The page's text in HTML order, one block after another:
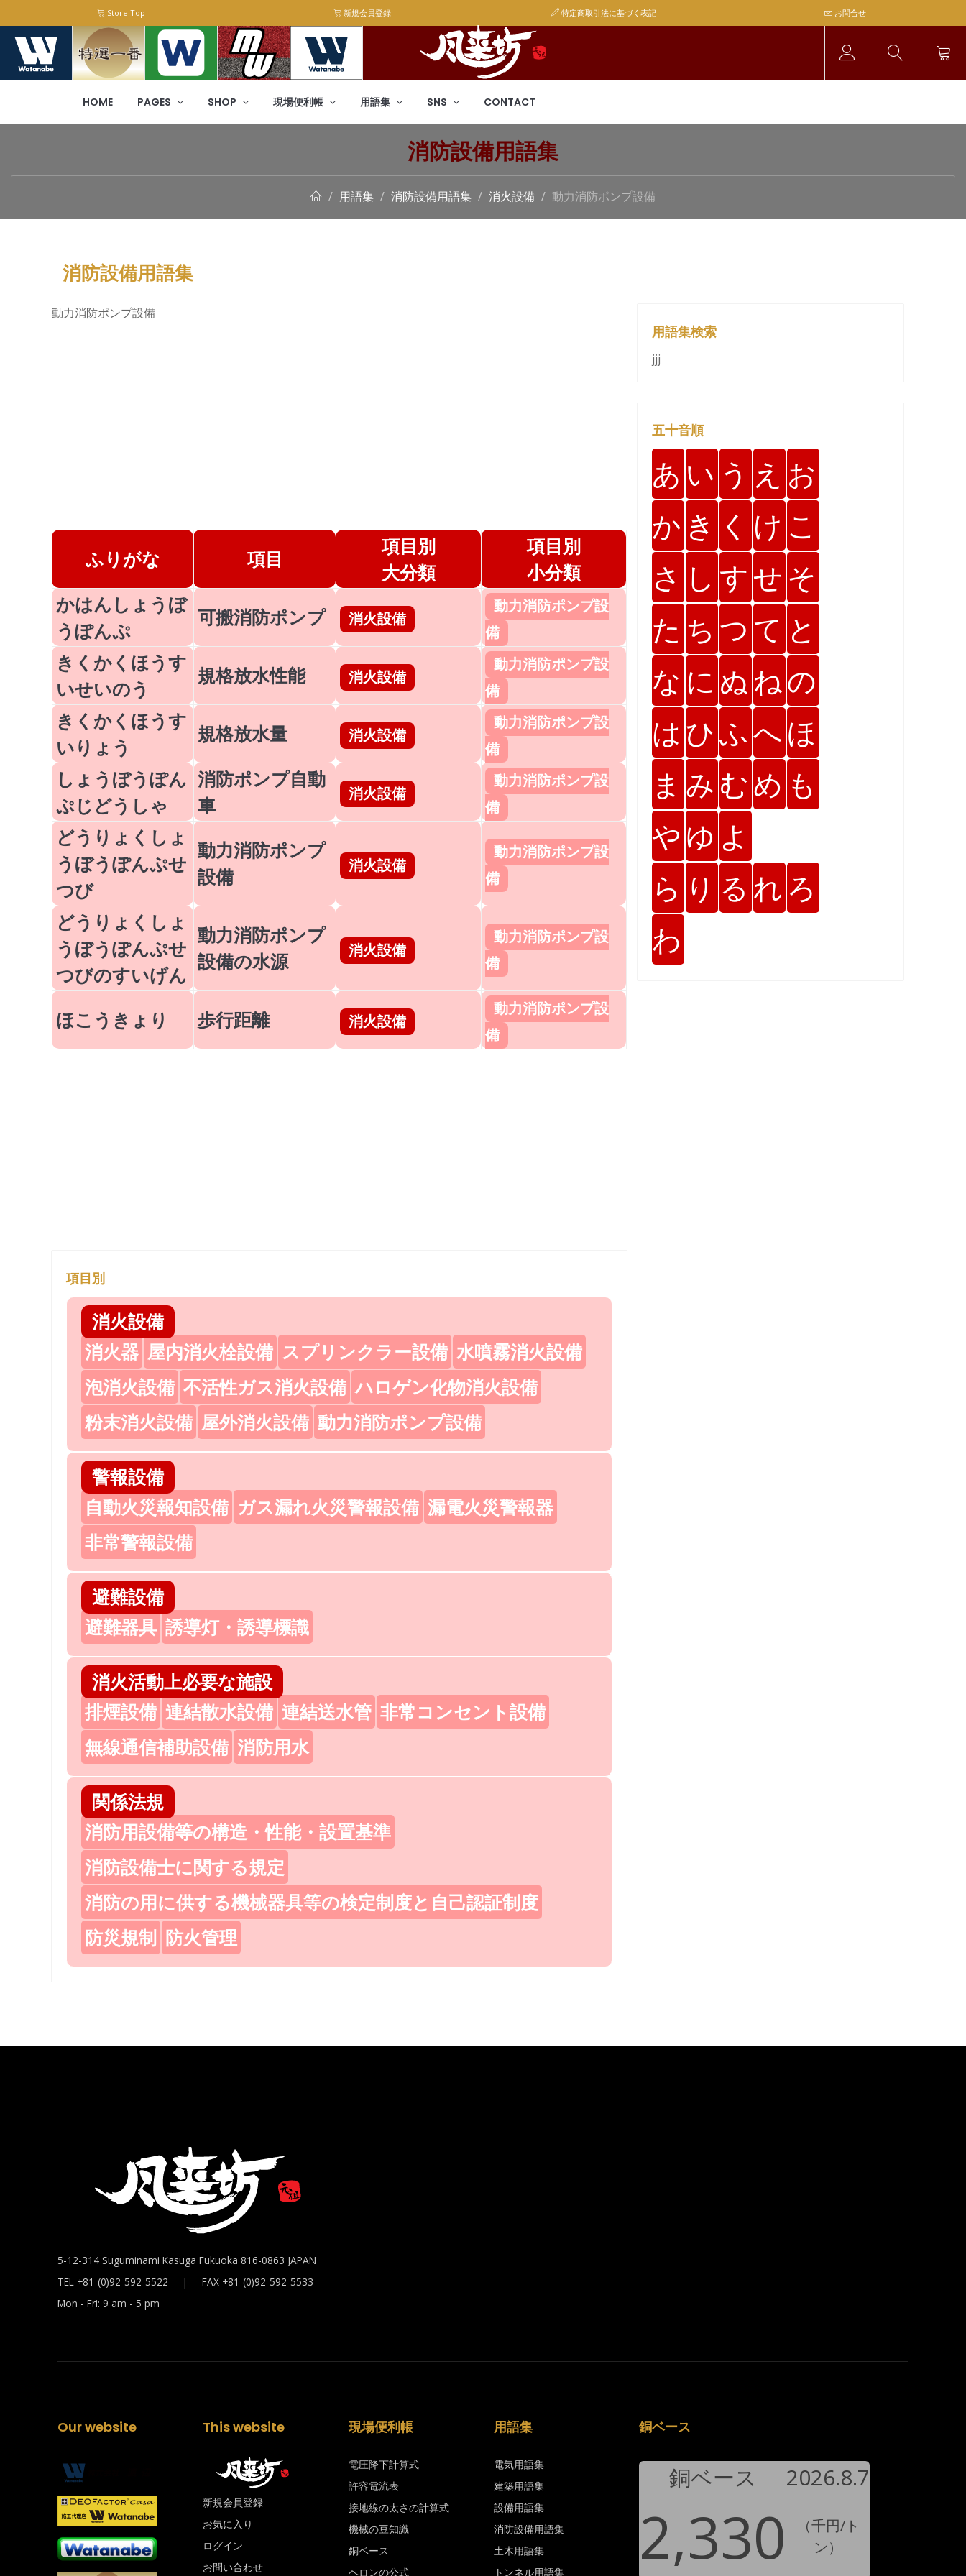
Store Top 新規会員登録 特定商取引法に基づく表記 お問合せ
HOME PAGES SHOP 現場便利帳 用語集 SNS CONTACT
消防設備用語集
用語集 消防設備用語集 消火設備 動力消防ポンプ設備
消防設備用語集
動力消防ポンプ設備
ふりがな 項目
項目別
大分類
項目別
小分類
かはんしょうぼ
うぽんぷ
可搬消防ポンプ 消火設備
動力消防ポンプ設
備
きくかくほうす
いせいのう
規格放水性能 消火設備
動力消防ポンプ設
備
きくかくほうす
いりょう
規格放水量 消火設備
動力消防ポンプ設
備
しょうぼうぽん
ぷじどうしゃ
消防ポンプ自動
車
消火設備
動力消防ポンプ設
備
どうりょくしょ
うぼうぽんぷせ
つび
動力消防ポンプ
設備
消火設備
動力消防ポンプ設
備
どうりょくしょ
うぼうぽんぷせ
つびのすいげん
動力消防ポンプ
設備の水源
消火設備
動力消防ポンプ設
備
ほこうきょり 歩行距離 消火設備
動力消防ポンプ設
備
項目別
消火設備
消火器 屋内消火栓設備 スプリンクラー設備 水噴霧消火設備
泡消火設備 不活性ガス消火設備 ハロゲン化物消火設備
粉末消火設備 屋外消火設備 動力消防ポンプ設備
警報設備
自動火災報知設備 ガス漏れ火災警報設備 漏電火災警報器
非常警報設備
避難設備
避難器具 誘導灯・誘導標識
消火活動上必要な施設
排煙設備 連結散水設備 連結送水管 非常コンセント設備
無線通信補助設備 消防用水
関係法規
消防用設備等の構造・性能・設置基準
消防設備士に関する規定
消防の用に供する機械器具等の検定制度と自己認証制度
防災規制 防火管理
用語集検索
jjj
五十音順
あ い う え お
か き く け こ
さ し すせ そ
た ち つ て と
な に ぬ ねの
は ひふへほ
ま み むめ も
や ゆ よ
ら り る れ ろ
わ
5-12-314 Suguminami Kasuga Fukuoka 816-0863 JAPAN
TEL +81-(0)92-592-5522 | FAX +81-(0)92-592-5533
Mon - Fri: 9 am - 5 pm
Our website This website
新規会員登録
お気に入り
ログイン
お問い合わせ
現場便利帳
電圧降下計算式
許容電流表
接地線の太さの計算式
機械の豆知識
銅ベース
ヘロンの公式
用語集
電気用語集
建築用語集
設備用語集
消防設備用語集
土木用語集
トンネル用語集
銅ベース
銅ベース 2026.8.7
2,330
（千円/ト
ン）